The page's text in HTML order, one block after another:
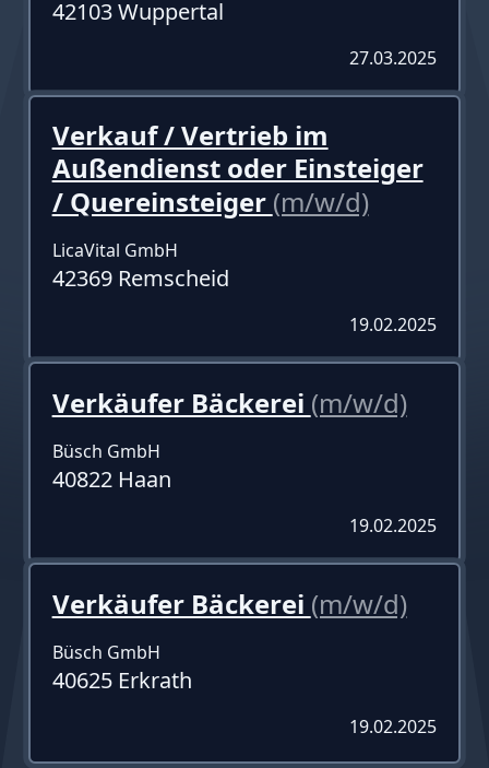
42103 Wuppertal
27.03.2025
Verkauf / Vertrieb im
Außendienst oder Einsteiger
/ Quereinsteiger (m/w/d)
LicaVital GmbH
42369 Remscheid
19.02.2025
Verkäufer Bäckerei (m/w/d)
Büsch GmbH
40822 Haan
19.02.2025
Verkäufer Bäckerei (m/w/d)
Büsch GmbH
40625 Erkrath
19.02.2025